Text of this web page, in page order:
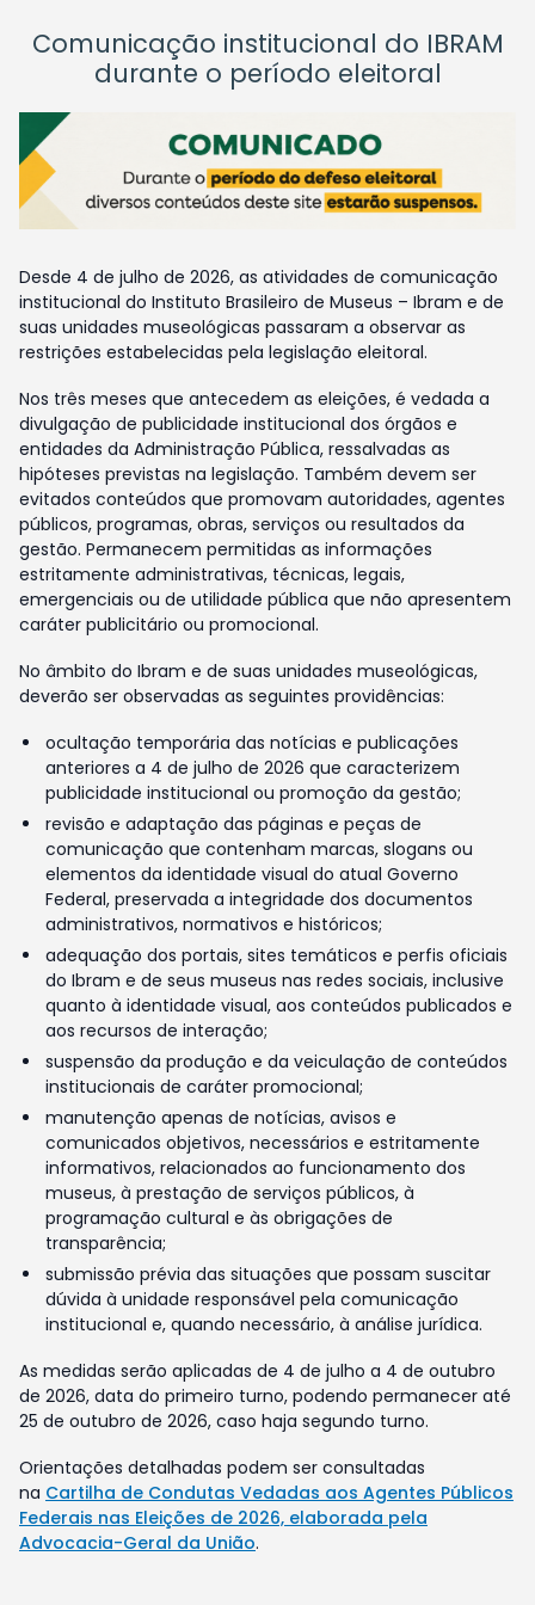
Comunicação institucional do IBRAM
durante o período eleitoral
Desde 4 de julho de 2026, as atividades de comunicação
institucional do Instituto Brasileiro de Museus – Ibram e de
suas unidades museológicas passaram a observar as
restrições estabelecidas pela legislação eleitoral.
Nos três meses que antecedem as eleições, é vedada a
divulgação de publicidade institucional dos órgãos e
entidades da Administração Pública, ressalvadas as
hipóteses previstas na legislação. Também devem ser
evitados conteúdos que promovam autoridades, agentes
públicos, programas, obras, serviços ou resultados da
gestão. Permanecem permitidas as informações
estritamente administrativas, técnicas, legais,
emergenciais ou de utilidade pública que não apresentem
caráter publicitário ou promocional.
No âmbito do Ibram e de suas unidades museológicas,
deverão ser observadas as seguintes providências:
ocultação temporária das notícias e publicações
anteriores a 4 de julho de 2026 que caracterizem
publicidade institucional ou promoção da gestão;
revisão e adaptação das páginas e peças de
comunicação que contenham marcas, slogans ou
elementos da identidade visual do atual Governo
Federal, preservada a integridade dos documentos
administrativos, normativos e históricos;
adequação dos portais, sites temáticos e perfis oficiais
do Ibram e de seus museus nas redes sociais, inclusive
quanto à identidade visual, aos conteúdos publicados e
aos recursos de interação;
suspensão da produção e da veiculação de conteúdos
institucionais de caráter promocional;
manutenção apenas de notícias, avisos e
comunicados objetivos, necessários e estritamente
informativos, relacionados ao funcionamento dos
museus, à prestação de serviços públicos, à
programação cultural e às obrigações de
transparência;
submissão prévia das situações que possam suscitar
dúvida à unidade responsável pela comunicação
institucional e, quando necessário, à análise jurídica.
As medidas serão aplicadas de 4 de julho a 4 de outubro
de 2026, data do primeiro turno, podendo permanecer até
25 de outubro de 2026, caso haja segundo turno.
Orientações detalhadas podem ser consultadas
na Cartilha de Condutas Vedadas aos Agentes Públicos
Federais nas Eleições de 2026, elaborada pela
Advocacia-Geral da União.